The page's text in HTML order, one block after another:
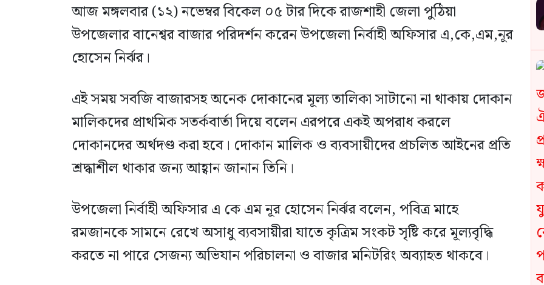
আজ মঙ্গলবার (১২) নভেম্বর বিকেল ০৫ টার দিকে রাজশাহী জেলা পুঠিয়া
উপজেলার বানেশ্বর বাজার পরিদর্শন করেন উপজেলা নির্বাহী অফিসার এ,কে,এম,নূর
হোসেন নির্ঝর।
এই সময় সবজি বাজারসহ অনেক দোকানের মূল্য তালিকা সাটানো না থাকায় দোকান
মালিকদের প্রাথমিক সতর্কবার্তা দিয়ে বলেন এরপরে একই অপরাধ করলে
দোকানদের অর্থদণ্ড করা হবে। দোকান মালিক ও ব্যবসায়ীদের প্রচলিত আইনের প্রতি
শ্রদ্ধাশীল থাকার জন্য আহ্বান জানান তিনি।
উপজেলা নির্বাহী অফিসার এ কে এম নূর হোসেন নির্ঝর বলেন, পবিত্র মাহে
রমজানকে সামনে রেখে অসাধু ব্যবসায়ীরা যাতে কৃত্রিম সংকট সৃষ্টি করে মূল্যবৃদ্ধি
করতে না পারে সেজন্য অভিযান পরিচালনা ও বাজার মনিটরিং অব্যাহত থাকবে।